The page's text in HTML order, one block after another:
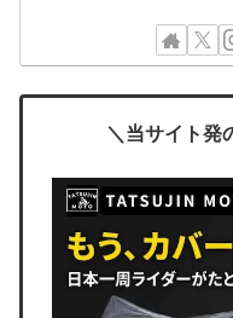
＼当サイト発